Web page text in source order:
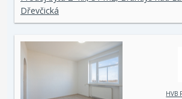
Dřevčická
HVB